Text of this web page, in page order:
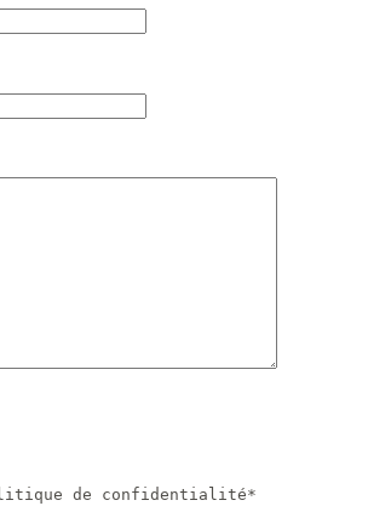
de confidentialité*